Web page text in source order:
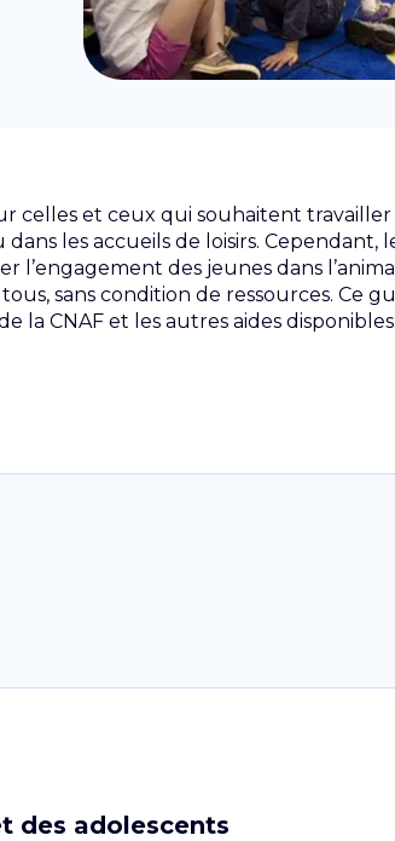
celles et ceux qui souhaitent travailler
les accueils de loisirs.
des jeunes dans
sans condition de ressources. Ce
la CNAF et les autres aides
des adolescents